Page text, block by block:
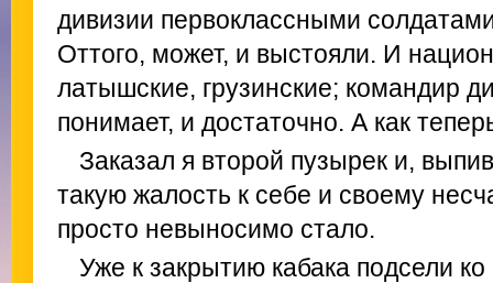
дивизии первоклассными
Оттого, может, и выстояли. И
латышские, грузинские; командир
понимает, и достаточно. А как
Заказал я второй пузырек и,
такую жалость к себе и своему
просто невыносимо стало.
Уже к закрытию кабака подсели